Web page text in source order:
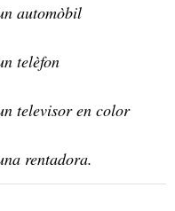
automòbil
telèfon
televisor en color
rentadora.